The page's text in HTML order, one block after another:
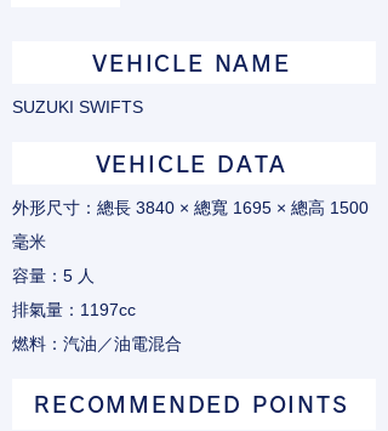
VEHICLE NAME
SUZUKI SWIFTS
VEHICLE DATA
外形尺寸：總長 3840 × 總寬 1695 × 總高 1500
毫米
容量：5 人
排氣量：1197cc
燃料：汽油／油電混合
RECOMMENDED POINTS